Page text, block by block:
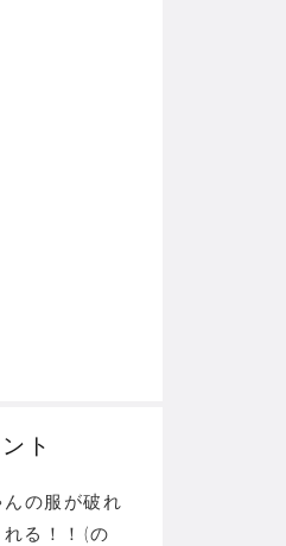
ト
んの服が破れ
る！！(の